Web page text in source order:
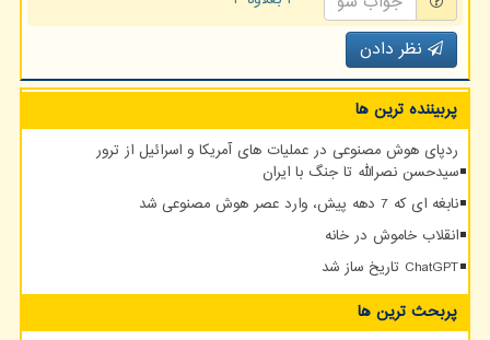
نظر دادن
پربیننده ترین ها
ردپای هوش مصنوعی در عملیات های آمریکا و اسرائیل از ترور
سیدحسن نصرالله تا جنگ با ایران
نابغه ای که 7 دهه پیش، وارد عصر هوش مصنوعی شد
انقلاب خاموش در خانه
ChatGPT تاریخ ساز شد
پربحث ترین ها